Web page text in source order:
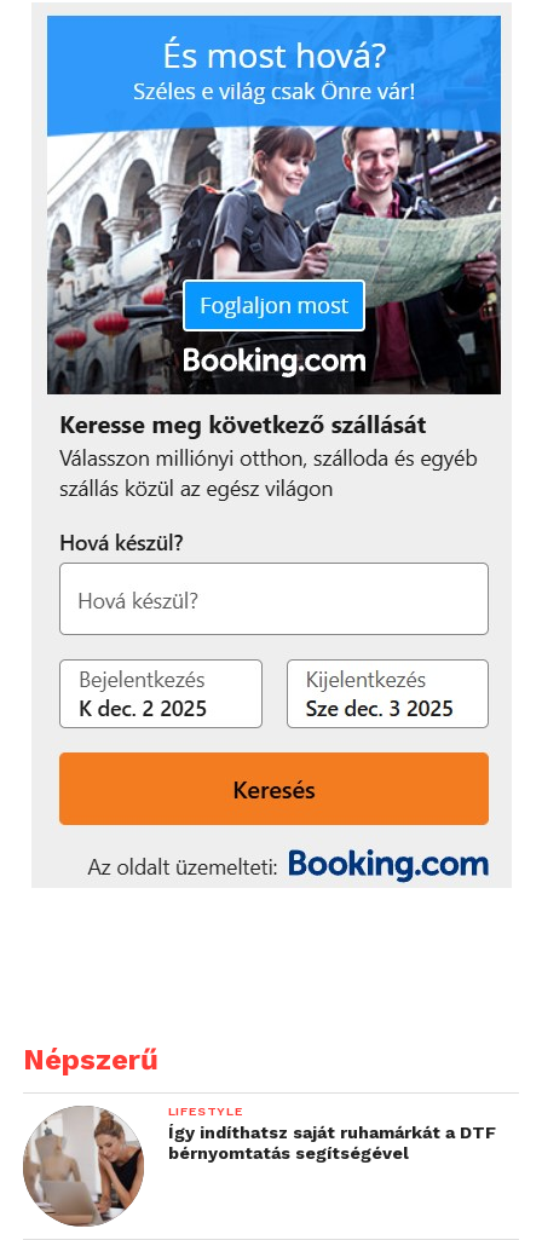
„A tapasztalatok
igazolták, hogy a
hallgatók rendkívül
motiváltak, ha életszerű
feladatokat kapnak. A
céges partnereink
nyitottak, és közülük
sokan jelezték, hogy
hosszú távon is szívesen
együttműködnének
velünk
– mondta el Kiss Szabolcs, a Hallgatói
A rendezvényen Pósánné Rácz Annamária
felsőoktatásért és felnőttképzésért felelős helyettes
államtitkár kiemelte: a magyar felsőoktatás az elmúlt
években jelentős versenyképességi fordulaton
ment keresztül, amelyben a Széchenyi-egyetem
aktív alakítóként van jelen.
A fiatalok sikeressége a
nemzet sikerének záloga”
A konferencia plenáris szekciójában szó esett
többek között az Építész-, Építő- és
Közlekedésmérnöki, valamint a Kautz Gyula
Gazdaságtudományi Kar folyamatban lévő
akkreditációiról is. Dr. Happ Éva, a Képzésfejlesztési
Központ vezetője előadásában kiemelte: céljuk, hogy
Népszerű
LIFESTYLE
Így indíthatsz saját ruhamárkát a DTF
bérnyomtatás segítségével